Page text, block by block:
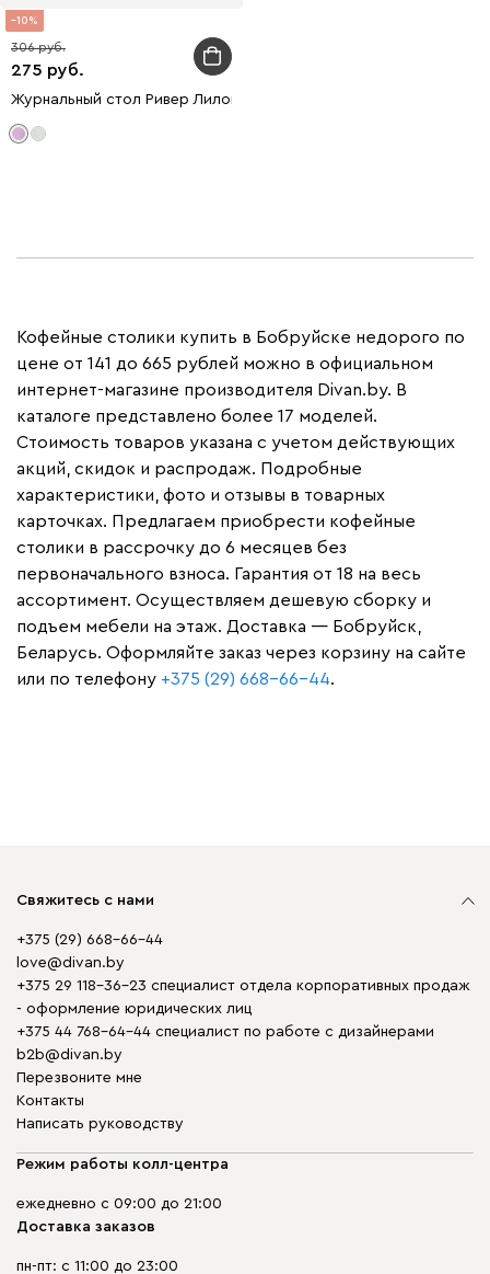
10
275
306
Журнальный стол Ривер Лиловый
Кофейные столики купить в Бобруйске недорого по
цене от 141 до 665 рублей можно в официальном
интернет-магазине производителя Divan.by. В
каталоге представлено более 17 моделей.
Стоимость товаров указана с учетом действующих
акций, скидок и распродаж. Подробные
характеристики, фото и отзывы в товарных
карточках. Предлагаем приобрести кофейные
столики в рассрочку до 6 месяцев без
первоначального взноса. Гарантия от 18 на весь
ассортимент. Осуществляем дешевую сборку и
подъем мебели на этаж. Доставка — Бобруйск,
Беларусь. Оформляйте заказ через корзину на сайте
или по телефону +375 (29) 668-66-44.
Свяжитесь с нами
+375 (29) 668-66-44
love@divan.by
+375 29 118-36-23 специалист отдела корпоративных продаж
- оформление юридических лиц
+375 44 768-64-44 специалист по работе с дизайнерами
b2b@divan.by
Перезвоните мне
Контакты
Написать руководству
Режим работы колл-центра
ежедневно с 09:00 до 21:00
Доставка заказов
пн-пт: с 11:00 до 23:00